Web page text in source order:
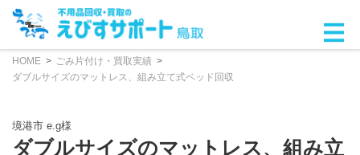
HOME
ごみ片付け・買取実績
ダブルサイズのマットレス、組み立て式ベッド回収
境港市 e.g様
ダブルサイズのマットレス、組み立